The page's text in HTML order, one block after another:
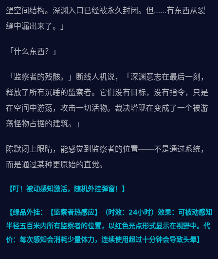
塑空间结构。深渊入口已经被永久封闭。但……有东西从裂
缝中漏出来了。」
「什么东西？」
「监察者的残骸。」断线人机说，「深渊意志在最后一刻，
释放了所有沉睡的监察者。它们没有目标，没有指令，只是
在空间中游荡，攻击一切活物。裁决塔现在变成了一个被游
荡怪物占据的建筑。」
陈默闭上眼睛，能感觉到监察者的位置——不是通过系统，
而是通过某种更原始的直觉。
【叮！被动感知激活，随机外挂弹窗！】
【绿品外挂：【监察者热感应】（时效：24小时）效果：可被动感知
半径五百米内所有监察者的位置，以红色光点形式显示在视野中。代
价：每次感知会消耗少量体力，连续使用超过十分钟会导致头晕】